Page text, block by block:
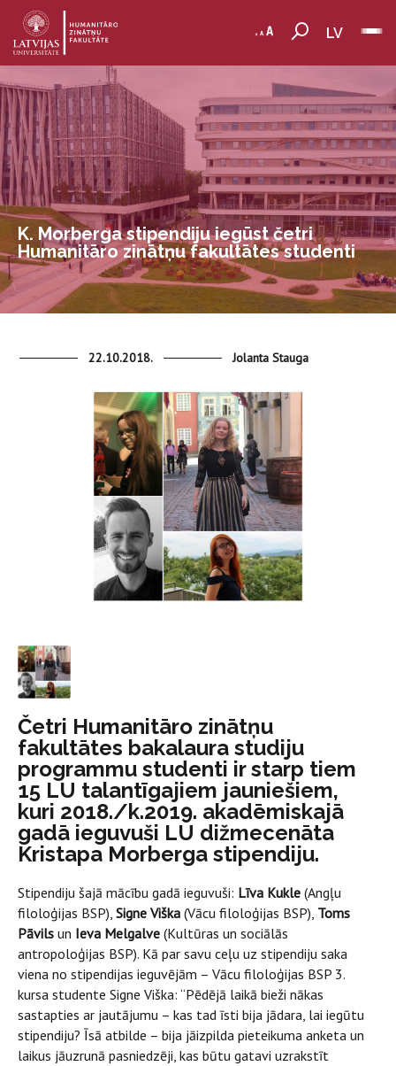
LV
K. Morberga stipendiju iegūst četri
Humanitāro zinātņu fakultātes studenti
22.10.2018. Jolanta Stauga
Četri Humanitāro zinātņu
fakultātes bakalaura studiju
programmu studenti ir starp tiem
15 LU talantīgajiem jauniešiem,
kuri 2018./k.2019. akadēmiskajā
gadā ieguvuši LU dižmecenāta
Kristapa Morberga stipendiju.
Stipendiju šajā mācību gadā ieguvuši: Līva Kukle (Angļu
filoloģijas BSP), Signe Viška (Vācu filoloģijas BSP), Toms
Pāvils un Ieva Melgalve (Kultūras un sociālās
antropoloģijas BSP). Kā par savu ceļu uz stipendiju saka
viena no stipendijas ieguvējām – Vācu filoloģijas BSP 3.
kursa studente Signe Viška: “Pēdējā laikā bieži nākas
sastapties ar jautājumu – kas tad īsti bija jādara, lai iegūtu
stipendiju? Īsā atbilde – bija jāizpilda pieteikuma anketa un
laikus jāuzrunā pasniedzēji, kas būtu gatavi uzrakstīt